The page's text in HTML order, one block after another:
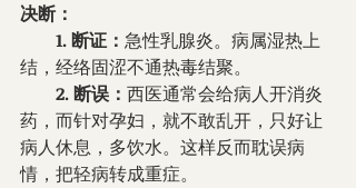
决断：
        1. 断证：
急性乳腺炎。病属湿热上
结，经络固涩不通热毒结聚。
        2. 断误：
西医通常会给病人开消炎
药，而针对孕妇，就不敢乱开，只好让
病人休息，多饮水。这样反而耽误病
情，把轻病转成重症。